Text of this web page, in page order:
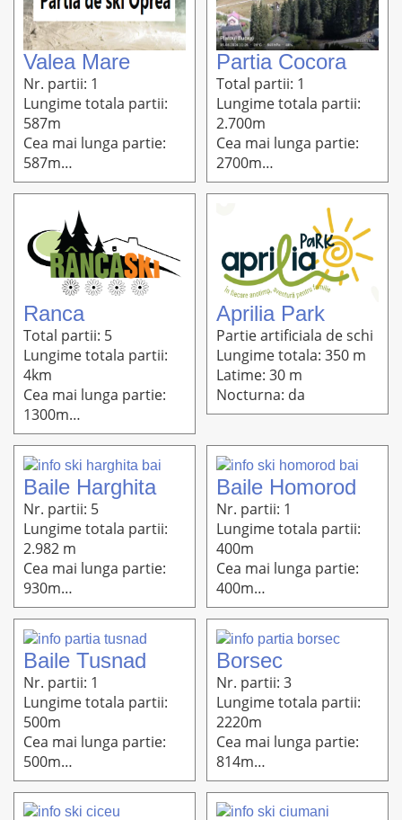
Valea Mare
Nr. partii: 1
Lungime totala partii:
587m
Cea mai lunga partie:
587m
Altitudine: 600m-494m
Partia Cocora
Total partii: 1
Lungime totala partii:
2.700m
Cea mai lunga partie:
2700m
Altitudine: 1602m-
Ranca
Total partii: 5
Lungime totala partii:
4km
Cea mai lunga partie:
1300m
Altitudine: 1918m-
1572m
Aprilia Park
Partie artificiala de schi
Lungime totala: 350 m
Latime: 30 m
Nocturna: da
Baile Harghita
Nr. partii: 5
Lungime totala partii:
2.982 m
Cea mai lunga partie:
930m
Altitudine: 1423m-
1200m
Baile Homorod
Nr. partii: 1
Lungime totala partii:
400m
Cea mai lunga partie:
400m
Altitudine: 800m-740m
Baile Tusnad
Nr. partii: 1
Lungime totala partii:
500m
Cea mai lunga partie:
500m
Altitudine: 750m-670m
Borsec
Nr. partii: 3
Lungime totala partii:
2220m
Cea mai lunga partie:
814m
Altitudine: 1072m-936m